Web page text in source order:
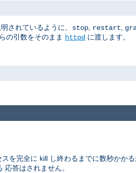
されているように、 stop restart
の引数をそのまま httpd に渡します。
を完全に kill し終わるまでに数秒かか
答はされません。